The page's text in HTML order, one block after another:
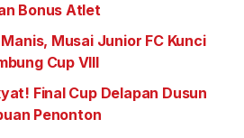
Bonus Atlet
Musai Junior FC Kunci
Cup VIII
Final Cup Delapan Dusun
Penonton